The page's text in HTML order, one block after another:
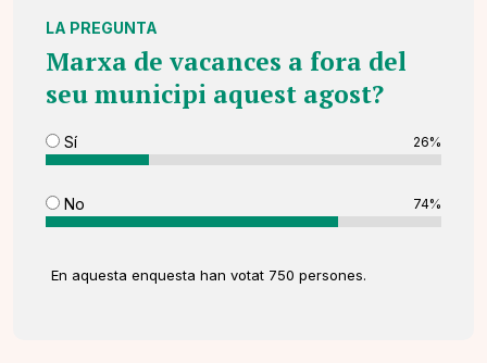
LA PREGUNTA
Marxa de vacances a fora del
seu municipi aquest agost?
Sí 26%
No 74%
En aquesta enquesta han votat 750 persones.